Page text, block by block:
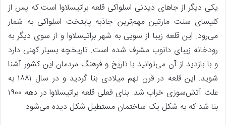
یکی دیگر از جاهای دیدنی اسلواکی قلعه براتیسلاوا است که پس از
کلیسای سنت مارتین مهم‌ترین جاذبه پایتخت اسلواکی به شمار
می‌رود. این قلعه زیبا از سویی به شهر براتیسلاوا و از سوی دیگر به
رودخانه زیبای دانوب مشرف شده است. تاریخچه بسیار کهنی دارد
و با بازدید از آن می‌توانید با تاریخ و فرهنگ مردمان این کشور آشنا
شوید. این قلعه در قرن نهم میلادی بنا گردید و در سال ۱۸۸۱ به
علت آتش‌سوزی خراب شد. بنای فعلی قلعه براتیسلاوا در دهه ۱۹۰۰
بنا شد که به شکل یک ساختمان مستطیل شکل دیده می‌شود.